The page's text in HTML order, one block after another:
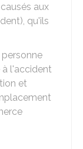
aux
qu'ils
à l'accident
et